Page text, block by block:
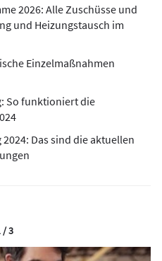
2026: Alle Zuschüsse und
und Heizungstausch im
Einzelmaßnahmen
So funktioniert die
Das sind die aktuellen
/ 3